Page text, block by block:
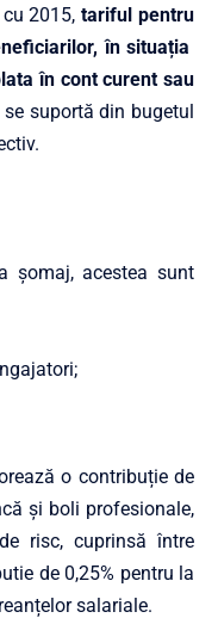
cu 2015,tariful pentru
în situația
în cont curent sau
se suportă din bugetul
șomaj, acestea sunt
o contribuție de
și boli profesionale,
risc, cuprinsă între
de 0,25% pentru la
salariale.